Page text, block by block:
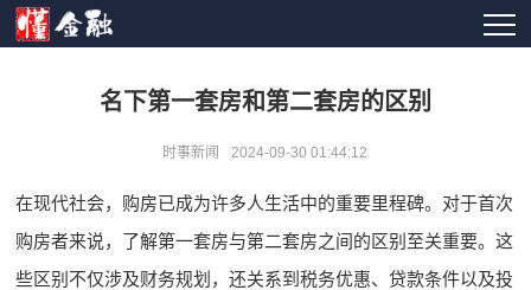
名下第一套房和第二套房的区别
时事新闻 2024-09-30 01:44:12
在现代社会，购房已成为许多人生活中的重要里程碑。对于首次
购房者来说，了解第一套房与第二套房之间的区别至关重要。这
些区别不仅涉及财务规划，还关系到税务优惠、贷款条件以及投